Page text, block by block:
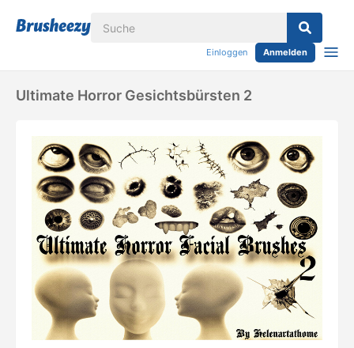
Einloggen Anmelden
Ultimate Horror Gesichtsbürsten 2